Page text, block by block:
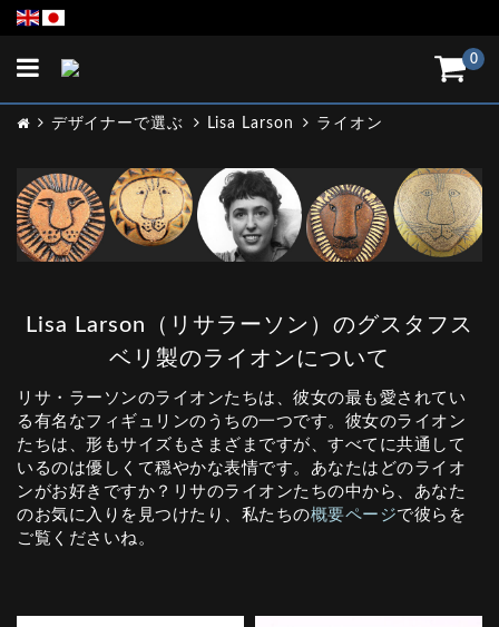
0
Toggle
デザイナーで選ぶ Lisa Larson ライオン
Lisa Larson（リサラーソン）のグスタフス
ベリ製のライオンについて
リサ・ラーソンのライオンたちは、彼女の最も愛されてい
る有名なフィギュリンのうちの一つです。彼女のライオン
たちは、形もサイズもさまざまですが、すべてに共通して
いるのは優しくて穏やかな表情です。あなたはどのライオ
ンがお好きですか？リサのライオンたちの中から、あなた
のお気に入りを見つけたり、私たちの概要ページで彼らを
ご覧くださいね。